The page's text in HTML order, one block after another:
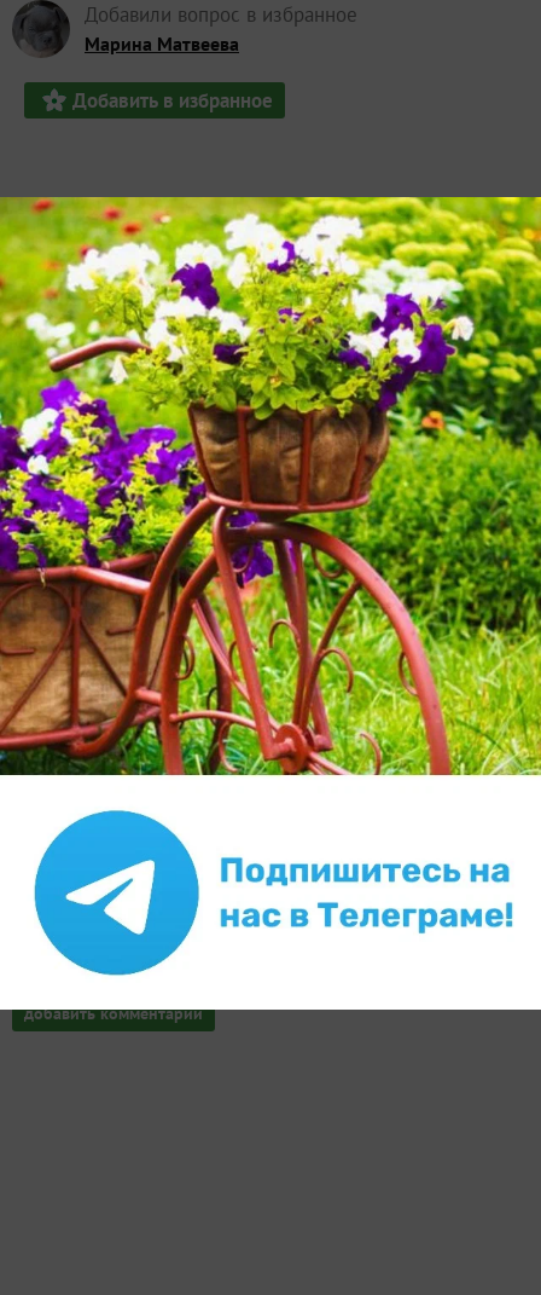
Добавили вопрос в избранное
Марина Матвеева
Добавить в избранное
Все ответы и комментарии (1)
GladkovaMarina МОДЕРАТОР
Марина Россия 31 января 2020, 09:31
Добрый день!
В вашем профиле слева есть меню.
7dach.ru/profile/Ikx/
В разделе «Мой публичный профиль».
Там можно найти избранное.
Ответить ✿
Пожалуйста, оставьте комментарий
Внимание!
Если у вас есть свой вопрос, задайте его
отдельно, вспециальной форме
Ваш E-mail:
Или через:
добавить комментарий